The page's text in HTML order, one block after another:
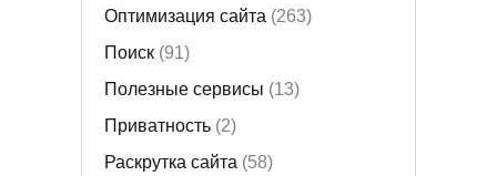
Оптимизация сайта (263)
Поиск(91)
Полезные сервисы (13)
Приватность(2)
Раскрутка сайта (58)